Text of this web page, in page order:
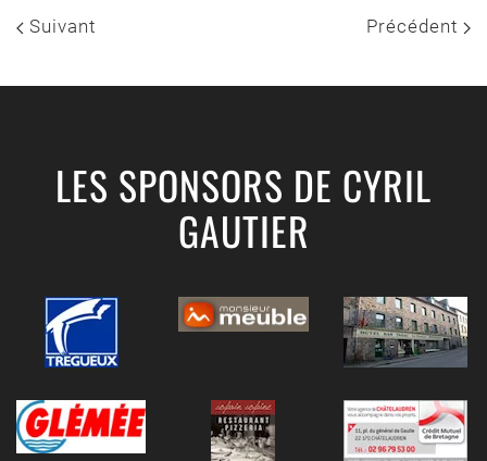
Suivant Précédent
LES SPONSORS DE CYRIL
GAUTIER